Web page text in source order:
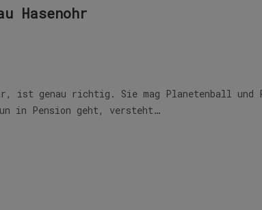
Hasenohr
ist genau richtig. Sie mag Planetenball und
in Pension geht, versteht…